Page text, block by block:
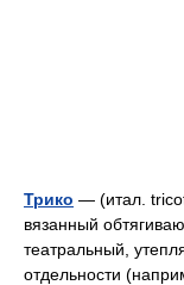
Трико — (итал.
вязанный
театральный,
отдельности